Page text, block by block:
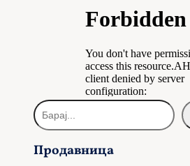
Б
а
а
Продавница